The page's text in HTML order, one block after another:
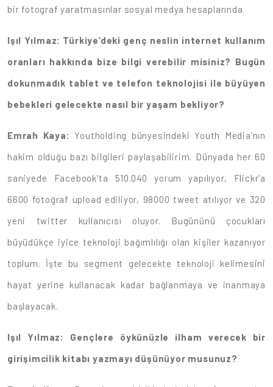
bir fotograf yaratmasınlar sosyal medya hesaplarında.
Işıl Yılmaz: Türkiye’deki genç neslin internet kullanım
oranları hakkında bize bilgi verebilir misiniz? Bugün
dokunmadık tablet ve telefon teknolojisi ile büyüyen
bebekleri gelecekte nasıl bir yaşam bekliyor?
Emrah Kaya:
Youtholding bünyesindeki Youth Media’nın
hakim olduğu bazı bilgileri paylaşabilirim. Dünyada her 60
saniyede Facebook'ta 510.040 yorum yapılıyor, Flickr'a
6600 fotoğraf upload ediliyor, 98000 tweet atılıyor ve 320
yeni twitter kullanıcısı oluyor. Bugününü çocukları
büyüdükçe iyice teknoloji bağımlılığı olan kişiler kazanıyor
toplum. İşte bu segment gelecekte teknoloji kelimesini
hayat yerine kullanacak kadar bağlanmaya ve inanmaya
başlayacak.
Işıl Yılmaz: Gençlere öykünüzle ilham verecek bir
girişimcilik kitabı yazmayı düşünüyor musunuz?